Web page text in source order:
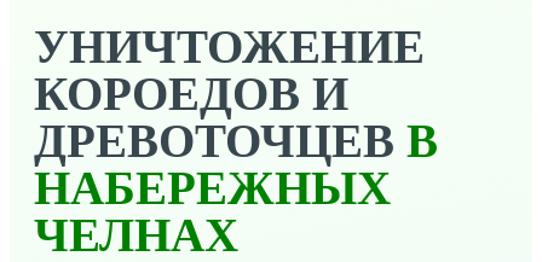
УНИЧТОЖЕНИЕ
КОРОЕДОВ И
ДРЕВОТОЧЦЕВ В
НАБЕРЕЖНЫХ
ЧЕЛНАХ